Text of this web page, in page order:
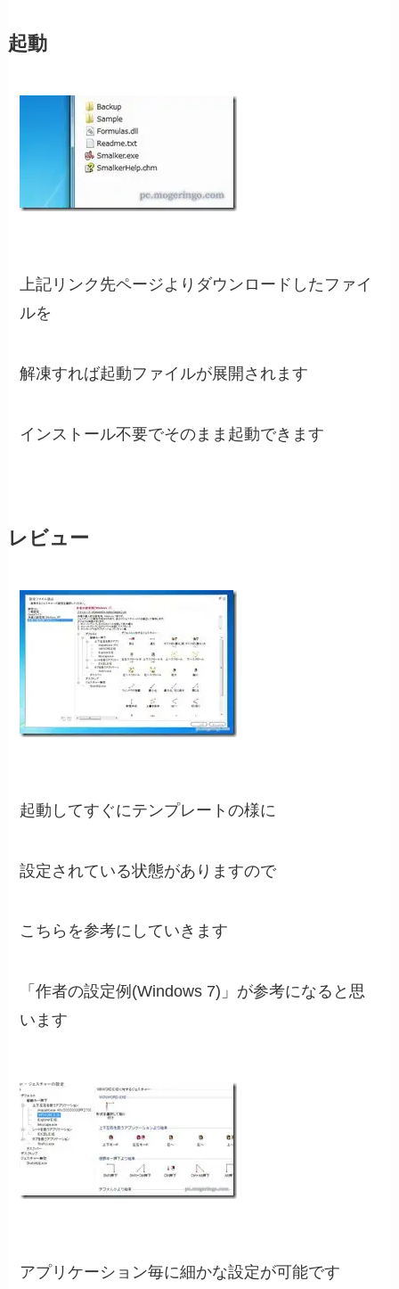
起動
上記リンク先ページよりダウンロードしたファイ
ルを
解凍すれば起動ファイルが展開されます
インストール不要でそのまま起動できます
レビュー
起動してすぐにテンプレートの様に
設定されている状態がありますので
こちらを参考にしていきます
「作者の設定例(Windows 7)」が参考になると思
います
アプリケーション毎に細かな設定が可能です